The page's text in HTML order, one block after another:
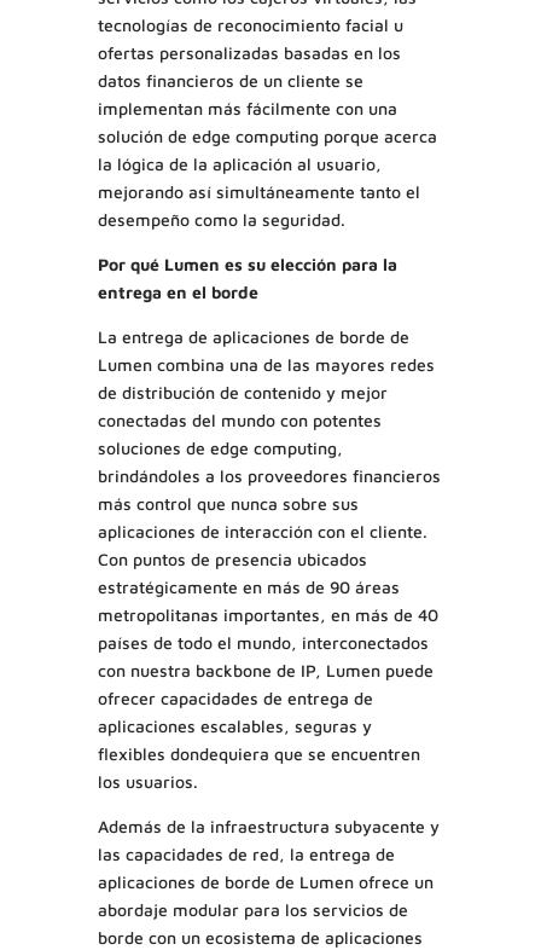
tecnologías de reconocimiento facial u
ofertas personalizadas basadas en los
datos financieros de un cliente se
implementan más fácilmente con una
solución de edge computing porque acerca
la lógica de la aplicación al usuario,
mejorando así simultáneamente tanto el
desempeño como la seguridad.
Por qué Lumen es su elección para la
entrega en el borde
La entrega de aplicaciones de borde de
Lumen combina una de las mayores redes
de distribución de contenido y mejor
conectadas del mundo con potentes
soluciones de edge computing,
brindándoles a los proveedores financieros
más control que nunca sobre sus
aplicaciones de interacción con el cliente.
Con puntos de presencia ubicados
estratégicamente en más de 90 áreas
metropolitanas importantes, en más de 40
países de todo el mundo, interconectados
con nuestra backbone de IP, Lumen puede
ofrecer capacidades de entrega de
aplicaciones escalables, seguras y
flexibles dondequiera que se encuentren
los usuarios.
Además de la infraestructura subyacente y
las capacidades de red, la entrega de
aplicaciones de borde de Lumen ofrece un
abordaje modular para los servicios de
borde con un ecosistema de aplicaciones